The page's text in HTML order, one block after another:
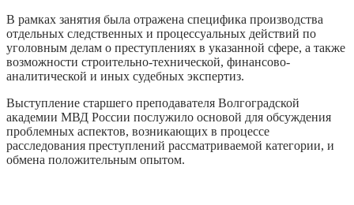
В рамках занятия была отражена специфика производства
отдельных следственных и процессуальных действий по
уголовным делам о преступлениях в указанной сфере, а также
возможности строительно-технической, финансово-
аналитической и иных судебных экспертиз.
Выступление старшего преподавателя Волгоградской
академии МВД России послужило основой для обсуждения
проблемных аспектов, возникающих в процессе
расследования преступлений рассматриваемой категории, и
обмена положительным опытом.